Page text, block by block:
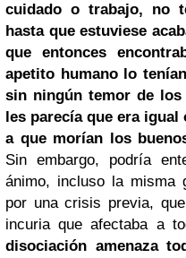
cuidado o trabajo, no
hasta que estuviese
que entonces
apetito humano lo
sin ningún temor de
les parecía que era
a que morían los
Sin embargo, podría
ánimo, incluso la misma
por una crisis previa,
incuria que afectaba a
disociación amenaza